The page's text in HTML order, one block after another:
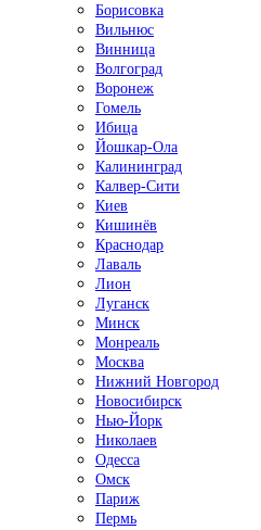
Борисовка
Вильнюс
Винница
Волгоград
Воронеж
Гомель
Ибица
Йошкар-Ола
Калининград
Калвер-Сити
Киев
Кишинёв
Краснодар
Лаваль
Лион
Луганск
Минск
Монреаль
Москва
Нижний Новгород
Новосибирск
Нью-Йорк
Николаев
Одесса
Омск
Париж
Пермь